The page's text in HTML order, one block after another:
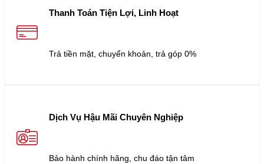
Thanh Toán Tiện Lợi, Linh Hoạt
Trả tiền mặt, chuyển khoản, trả góp 0%
Dịch Vụ Hậu Mãi Chuyên Nghiệp
Bảo hành chính hãng, chu đáo tận tâm